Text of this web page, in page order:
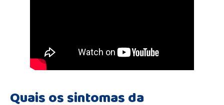
Quais os sintomas da